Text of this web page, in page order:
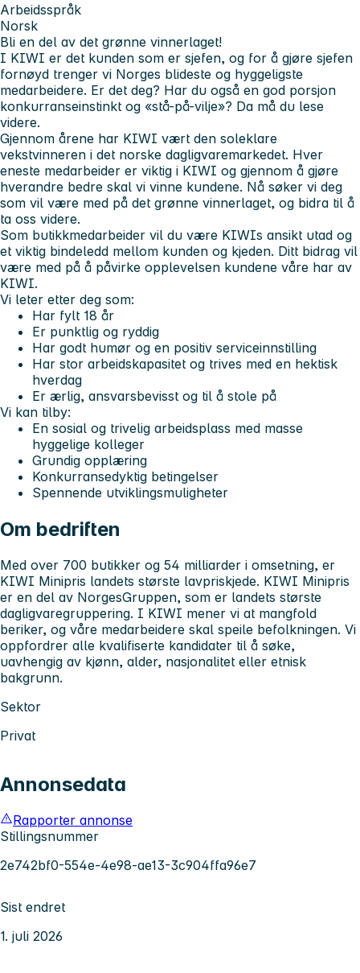
Arbeidsspråk
Norsk
Bli en del av det grønne vinnerlaget!
I KIWI er det kunden som er sjefen, og for å gjøre sjefen
fornøyd trenger vi Norges blideste og hyggeligste
medarbeidere. Er det deg? Har du også en god porsjon
konkurranseinstinkt og «stå-på-vilje»? Da må du lese
videre.
Gjennom årene har KIWI vært den soleklare
vekstvinneren i det norske dagligvaremarkedet. Hver
eneste medarbeider er viktig i KIWI og gjennom å gjøre
hverandre bedre skal vi vinne kundene. Nå søker vi deg
som vil være med på det grønne vinnerlaget, og bidra til å
ta oss videre.
Som butikkmedarbeider vil du være KIWIs ansikt utad og
et viktig bindeledd mellom kunden og kjeden. Ditt bidrag vil
være med på å påvirke opplevelsen kundene våre har av
KIWI.
Vi leter etter deg som:
Har fylt 18 år
Er punktlig og ryddig
Har godt humør og en positiv serviceinnstilling
Har stor arbeidskapasitet og trives med en hektisk
hverdag
Er ærlig, ansvarsbevisst og til å stole på
Vi kan tilby:
En sosial og trivelig arbeidsplass med masse
hyggelige kolleger
Grundig opplæring
Konkurransedyktig betingelser
Spennende utviklingsmuligheter
Om bedriften
Med over 700 butikker og 54 milliarder i omsetning, er
KIWI Minipris landets største lavpriskjede. KIWI Minipris
er en del av NorgesGruppen, som er landets største
dagligvaregruppering. I KIWI mener vi at mangfold
beriker, og våre medarbeidere skal speile befolkningen. Vi
oppfordrer alle kvalifiserte kandidater til å søke,
uavhengig av kjønn, alder, nasjonalitet eller etnisk
bakgrunn.
Sektor
Privat
Annonsedata
Rapporter annonse
Stillingsnummer
2e742bf0-554e-4e98-ae13-3c904ffa96e7
Sist endret
1. juli 2026